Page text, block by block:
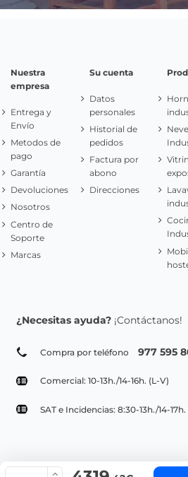
Nuestra
empresa
Entrega y
Envío
Metodos de
pago
Garantía
Devoluciones
Nosotros
Centro de
Soporte
Marcas
Su cuenta
Datos
personales
Historial de
pedidos
Factura por
abono
Direcciones
¿Necesitas ayuda? ¡Contáctanos!
Compra por teléfono 977 595
Comercial: 10-13h./14-16h. (L-V)
SAT e Incidencias: 8:30-13h./14-17h.
© Copyright 2022 PepeBar.com | Política